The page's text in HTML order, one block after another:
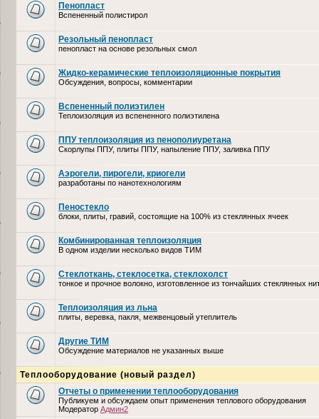
Пенопласт
Вспененный полистирол
Резольный пенопласт
пенопласт на основе резольных смол
Жидко-керамические теплоизоляционные покрытия
Обсуждения, вопросы, комментарии
Вспененный полиэтилен
Теплоизоляция из вспененного полиэтилена
ППУ теплоизоляция из пенополиуретана
Скорлупы ППУ, плиты ППУ, напыление ППУ, заливка ППУ
Аэрогели, пирогели, криогели
разработаны по нанотехнологиям
Пеностекло
блоки, плиты, гравий, состоящие на 100% из стеклянных ячеек
Комбинированная теплоизоляция
В одном изделии несколько видов ТИМ
Стеклоткань, стеклосетка, cтеклохолст
тонкое и прочное волокно, изготовленное из тончайших стеклянных
Теплоизоляция из льна
плиты, веревка, пакля, межвенцовый утеплитель
Другие ТИМ
Обсуждение материалов не указанных выше
Теплооборудование (новый раздел)
Отчеты о применении теплооборудования
Публикуем и обсуждаем опыт применения теплового оборудования
Модератор Админ2